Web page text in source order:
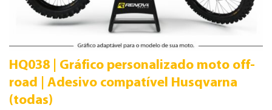
HQ038 | Gráfico personalizado moto off-
road | Adesivo compatível Husqvarna
(todas)